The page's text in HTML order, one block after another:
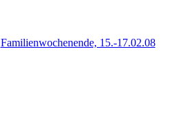
Familienwochenende, 15.-17.02.08